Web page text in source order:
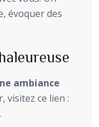
évoquer des
ambiance
visitez ce lien :
.